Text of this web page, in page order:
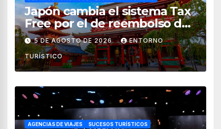
Japón cambia el sistema Tax
Free por el de reembolso de
impuestos desde noviembre
de 2026
5 DE AGOSTO DE 2026 ENTORNO
TURÍSTICO
AGENCIAS DE VIAJES SUCESOS TURÍSTICOS